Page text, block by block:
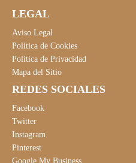
LEGAL
Aviso Legal
Política de Cookies
Política de Privacidad
Mapa del Sitio
REDES SOCIALES
Facebook
Twitter
Instagram
Pinterest
Google My Business